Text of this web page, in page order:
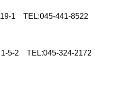
19-1 TEL:045-441-8522
1-5-2 TEL:045-324-2172